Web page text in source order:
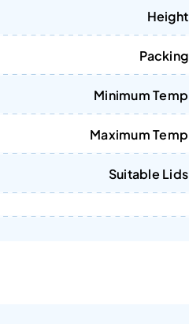
Height
Packing
Minimum Temp
Maximum Temp
Suitable Lids